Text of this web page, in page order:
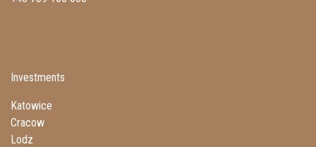
Investments
Katowice
Cracow
Lodz